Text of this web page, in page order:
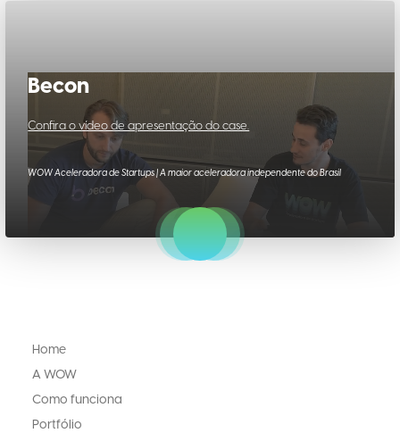
Becon
Confira o vídeo de apresentação do case.
WOW Aceleradora de Startups | A maior aceleradora independente do Brasil
Home
A WOW
Como funciona
Portfólio